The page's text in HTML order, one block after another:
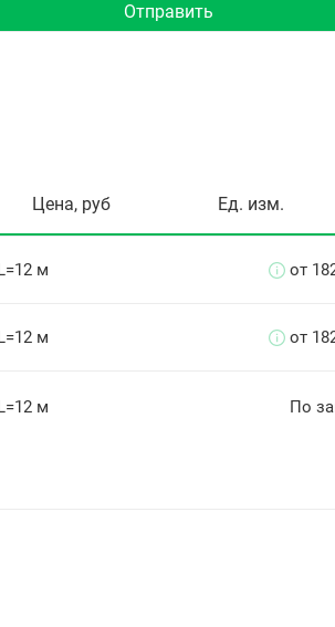
Отправить
Цена, руб Ед. изм.
L=12 м от
L=12 м от
L=12 м По